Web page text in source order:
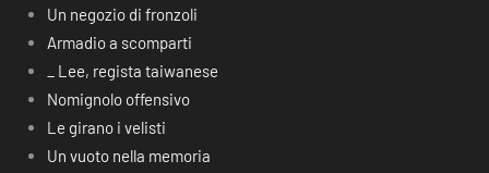
Un negozio di fronzoli
Armadio a scomparti
_ Lee, regista taiwanese
Nomignolo offensivo
Le girano i velisti
Un vuoto nella memoria